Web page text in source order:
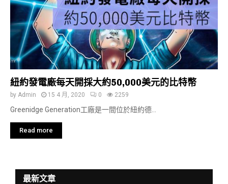
紐約發電廠每天開採大約50,000美元的比特幣
by Admin 15 4 月, 2020 0 2259
Greenidge Generation工廠是一間位於紐約德...
Read more
最新文章